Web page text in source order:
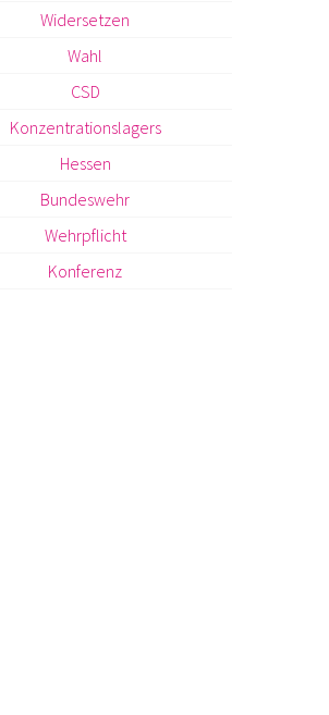
Widersetzen
Wahl
CSD
Konzentrationslagers
Hessen
Bundeswehr
Wehrpflicht
Konferenz